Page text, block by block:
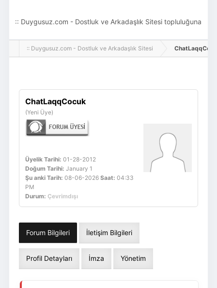
:: Duygusuz.com - Dostluk ve Arkadaşlık Sitesi topluluğuna
hoş geldin ziyaretçi! Aramıza katılmak istersen kayıt
:: Duygusuz.com - Dostluk ve Arkadaşlık Sitesi
ChatLaqqCocuk
(Yeni Üye)
Üyelik Tarihi: 01-28-2012
Doğum Tarihi: January 1
Şu anki Tarih: 08-06-2026 Saat: 04:33
PM
Durum: Çevrimdışı
Forum Bilgileri İletişim Bilgileri
Profil Detayları İmza Yönetim